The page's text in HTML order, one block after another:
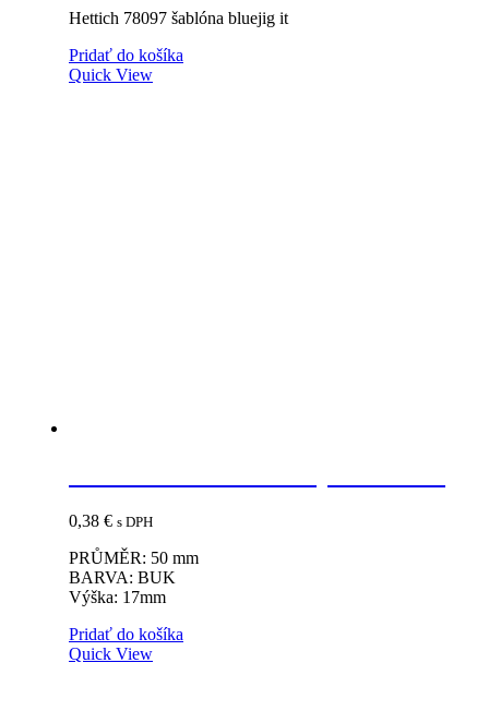
Hettich 78097 šablóna bluejig it
Pridať do košíka
Quick View
0,38 € s DPH
PRŮMĚR: 50 mm
BARVA: BUK
Výška: 17mm
Pridať do košíka
Quick View